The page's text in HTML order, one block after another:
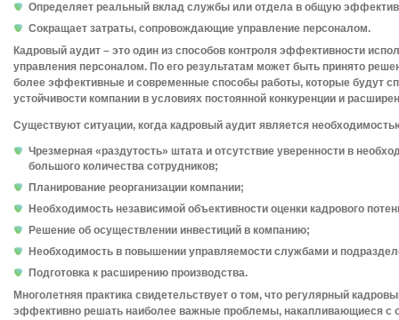
Определяет реальный вклад службы или отдела в общую
Сокращает затраты, сопровождающие управление персоналом.
Кадровый аудит – это один из способов контроля эффективности
управления персоналом. По его результатам может быть принято
более эффективные и современные способы работы, которые будут
устойчивости компании в условиях постоянной конкуренции и
Существуют ситуации, когда кадровый аудит является
Чрезмерная «раздутость» штата и отсутствие уверенности в
большого количества сотрудников;
Планирование реорганизации компании;
Необходимость независимой объективности оценки кадрового
Решение об осуществлении инвестиций в компанию;
Необходимость в повышении управляемости службами и
Подготовка к расширению производства.
Многолетняя практика свидетельствует о том, что регулярный
эффективно решать наиболее важные проблемы, накапливающиеся с